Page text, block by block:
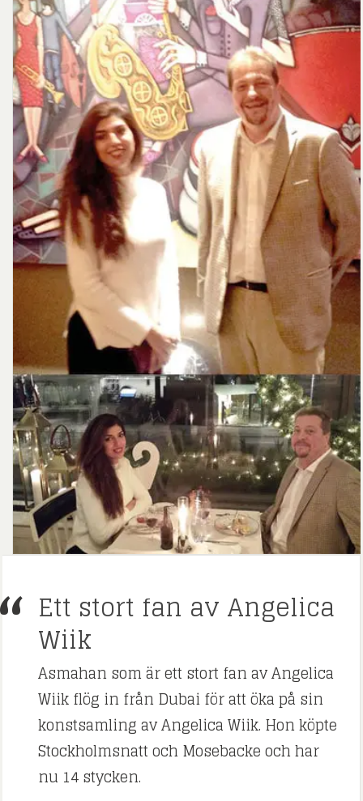
Ett stort fan av Angelica
Wiik
Asmahan som är ett stort fan av Angelica
Wiik flög in från Dubai för att öka på sin
konstsamling av Angelica Wiik. Hon köpte
Stockholmsnatt och Mosebacke och har
nu 14 stycken.